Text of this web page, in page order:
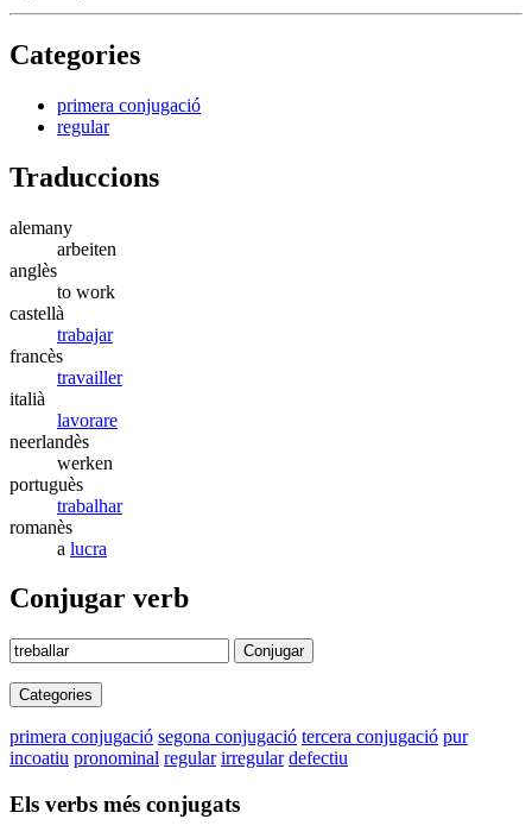
Categories
primera conjugació
regular
Traduccions
alemany
arbeiten
anglès
to work
castellà
trabajar
francès
travailler
italià
lavorare
neerlandès
werken
portuguès
trabalhar
romanès
a lucra
Conjugar verb
Conjugar
Categories
primera conjugació segona conjugació tercera conjugació pur
incoatiu pronominal regular irregular defectiu
Els verbs més conjugats